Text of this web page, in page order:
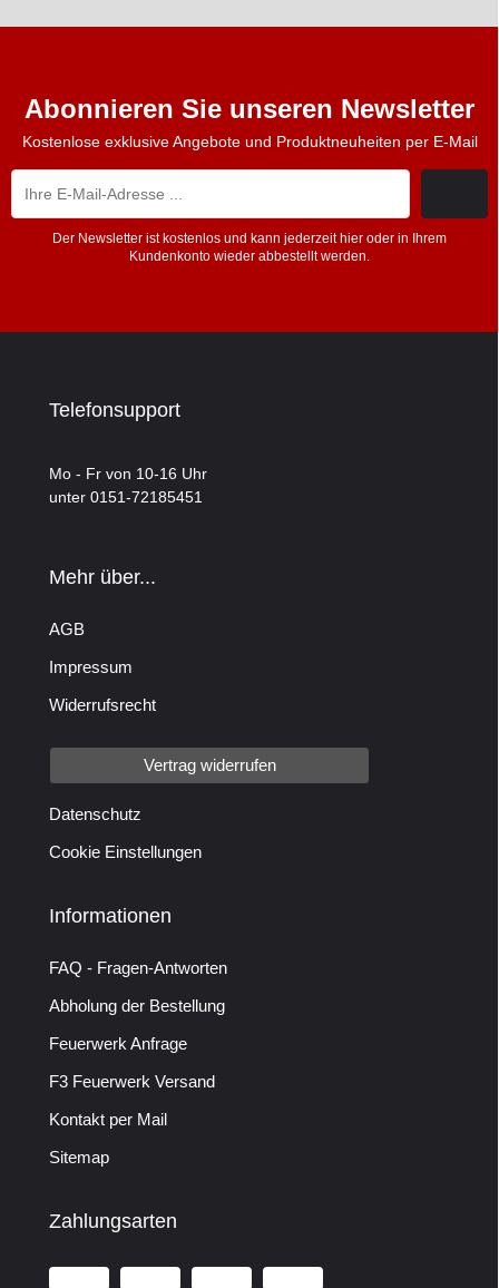
Abonnieren Sie unseren Newsletter
Kostenlose exklusive Angebote und Produktneuheiten per E-Mail
Der Newsletter ist kostenlos und kann jederzeit hier oder in Ihrem
Kundenkonto wieder abbestellt werden.
Telefonsupport
Mo - Fr von 10-16 Uhr
unter 0151-72185451
Mehr über...
AGB
Impressum
Widerrufsrecht
Vertrag widerrufen
Datenschutz
Cookie Einstellungen
Informationen
FAQ - Fragen-Antworten
Abholung der Bestellung
Feuerwerk Anfrage
F3 Feuerwerk Versand
Kontakt per Mail
Sitemap
Zahlungsarten